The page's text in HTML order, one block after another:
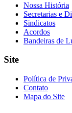
Nossa História
Secretarias e
Sindicatos
Acordos
Bandeiras de
Site
Política de
Contato
Mapa do Site